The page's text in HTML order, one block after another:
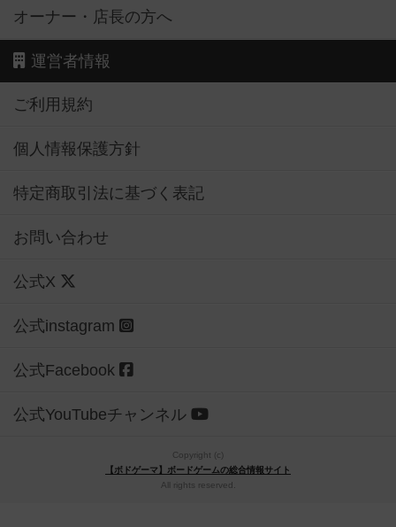
オーナー・店長の方へ
運営者情報
ご利用規約
個人情報保護方針
特定商取引法に基づく表記
お問い合わせ
公式X
公式instagram
公式Facebook
公式YouTubeチャンネル
Copyright (c)
【ボドゲーマ】ボードゲームの総合情報サイト
All rights reserved.